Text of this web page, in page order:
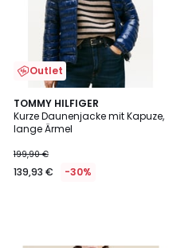
Outlet
TOMMY HILFIGER
Kurze Daunenjacke mit Kapuze,
lange Ärmel
199,90 €
139,93 € -30%